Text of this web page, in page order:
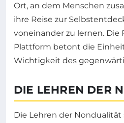
Ort, an dem Menschen
ihre Reise zur
voneinander zu lernen. Die
Plattform betont die
Wichtigkeit des
DIE LEHREN DER
Die Lehren der